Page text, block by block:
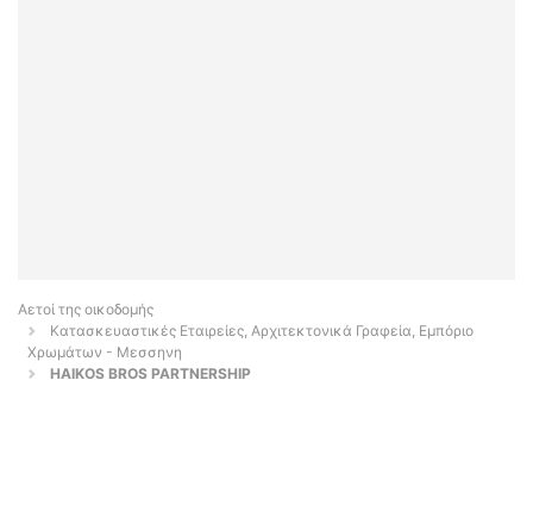
Αετοί της οικοδομής
Κατασκευαστικές Εταιρείες, Αρχιτεκτονικά Γραφεία, Εμπόριο
Χρωμάτων - Μεσσηνη
HAIKOS BROS PARTNERSHIP